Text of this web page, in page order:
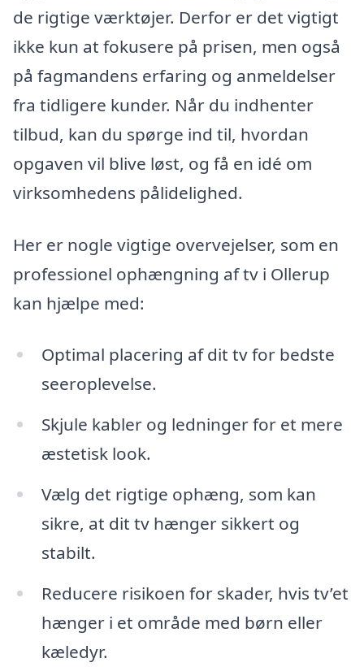
de rigtige værktøjer. Derfor er det vigtigt
ikke kun at fokusere på prisen, men også
på fagmandens erfaring og anmeldelser
fra tidligere kunder. Når du indhenter
tilbud, kan du spørge ind til, hvordan
opgaven vil blive løst, og få en idé om
virksomhedens pålidelighed.
Her er nogle vigtige overvejelser, som en
professionel ophængning af tv i Ollerup
kan hjælpe med:
Optimal placering af dit tv for bedste
seeroplevelse.
Skjule kabler og ledninger for et mere
æstetisk look.
Vælg det rigtige ophæng, som kan
sikre, at dit tv hænger sikkert og
stabilt.
Reducere risikoen for skader, hvis tv’et
hænger i et område med børn eller
kæledyr.